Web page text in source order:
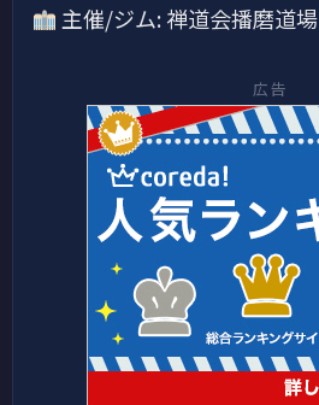
主催/ジム: 禅道会播磨道場
広告